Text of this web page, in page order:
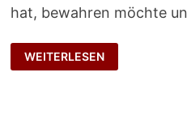
hat, bewahren möchte
DER
PATRIARCH,
TEIL
WEITERLESEN